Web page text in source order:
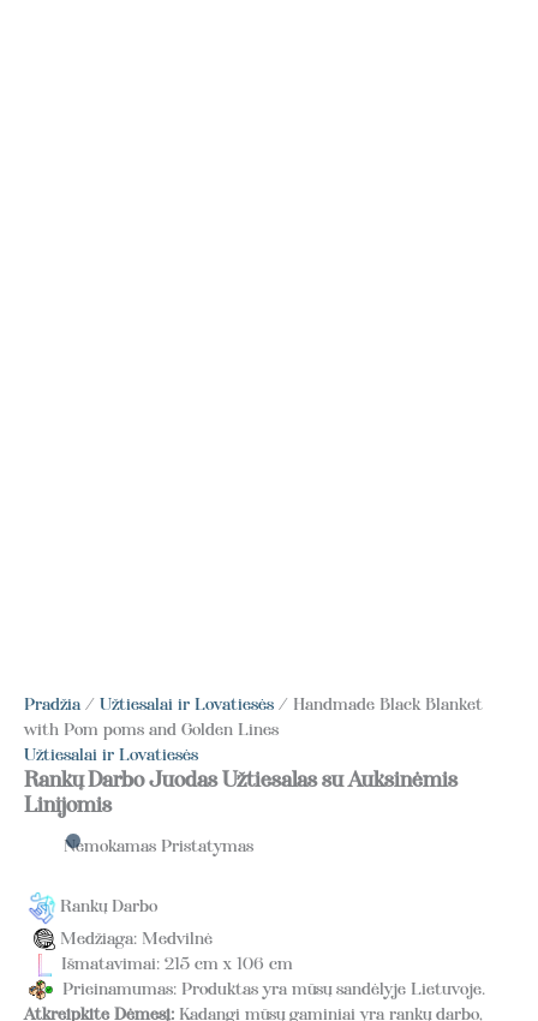
Pradžia / Užtiesalai ir Lovatiesės / Handmade Black Blanket
with Pom poms and Golden Lines
Užtiesalai ir Lovatiesės
Rankų Darbo Juodas Užtiesalas su Auksinėmis
Linijomis
Nemokamas Pristatymas
Rankų Darbo
Medžiaga: Medvilnė
Išmatavimai: 215 cm x 106 cm
Prieinamumas: Produktas yra mūsų sandėlyje Lietuvoje.
Atkreipkite Dėmesį: Kadangi mūsų gaminiai yra rankų darbo,